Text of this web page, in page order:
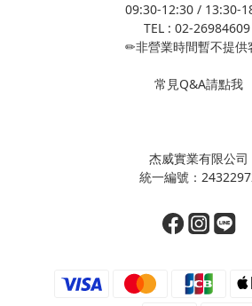
09:30-12:30 / 13:30-
TEL : 02-26984609
✏非營業時間暫不提供
常見Q&A請點我
杰威實業有限公司
統一編號：